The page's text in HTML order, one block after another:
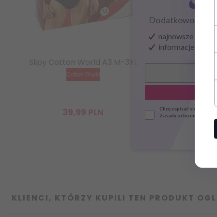
Slipy Cotton World A3 M-3XL
39,99 PLN
Slipy
KLIENCI, KTÓRZY KUPILI TEN PRODUKT
Dodatkowo
najnowsze
informacje o
Chcę zapisać się do
Zasady ochrony danych